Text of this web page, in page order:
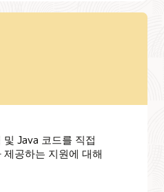
견해
Java 코드를 직접
공하는 지원에 대해